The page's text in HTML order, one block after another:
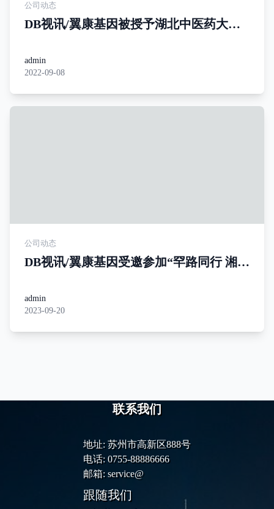
公司动态
DB视讯/翼康基因被授予湖北中医药大学
admin
2022-09-08
公司动态
DB视讯/翼康基因受邀参加“罕路同行 湘约
admin
2023-09-20
联系我们
地址: 苏州市高新区888号
电话: 0755-88886666
邮箱: service@
跟随我们